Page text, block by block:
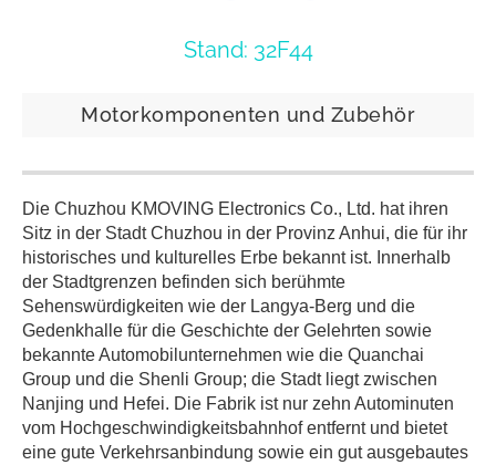
Stand: 32F44
Motorkomponenten und Zubehör
Die Chuzhou KMOVING Electronics Co., Ltd. hat ihren
Sitz in der Stadt Chuzhou in der Provinz Anhui, die für ihr
historisches und kulturelles Erbe bekannt ist. Innerhalb
der Stadtgrenzen befinden sich berühmte
Sehenswürdigkeiten wie der Langya-Berg und die
Gedenkhalle für die Geschichte der Gelehrten sowie
bekannte Automobilunternehmen wie die Quanchai
Group und die Shenli Group; die Stadt liegt zwischen
Nanjing und Hefei. Die Fabrik ist nur zehn Autominuten
vom Hochgeschwindigkeitsbahnhof entfernt und bietet
eine gute Verkehrsanbindung sowie ein gut ausgebautes